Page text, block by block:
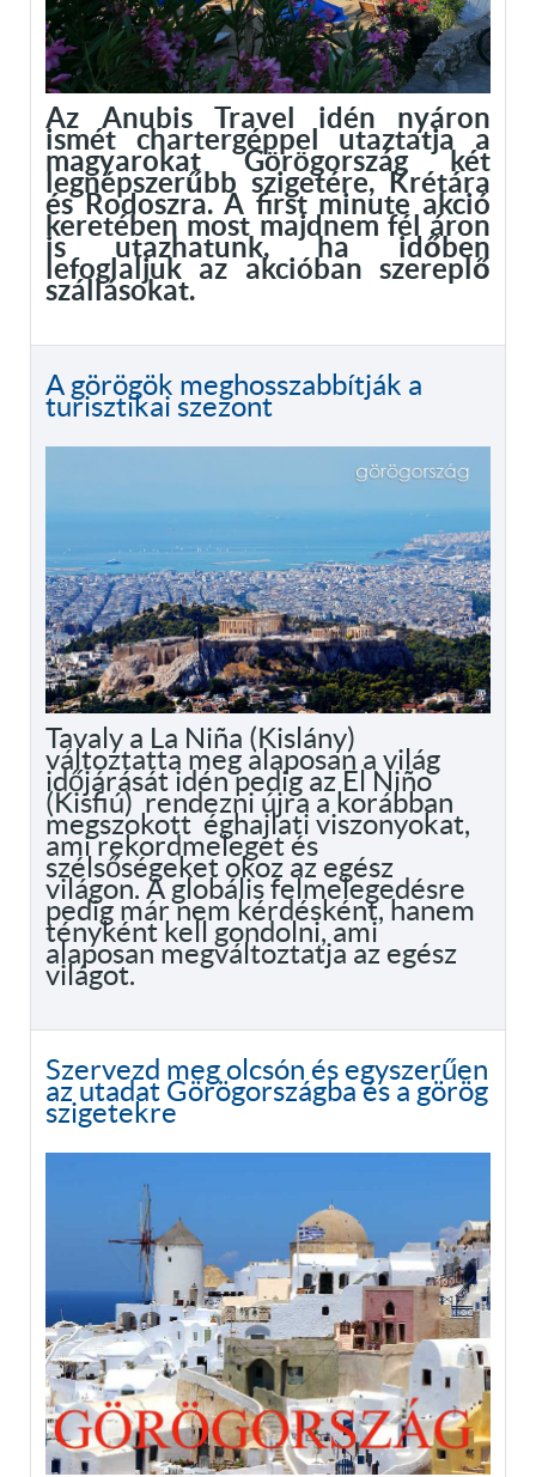
Az Anubis Travel idén nyáron
ismét chartergéppel utaztatja a
magyarokat Görögország két
legnépszerűbb szigetére, Krétára
és Rodoszra. A first minute akció
keretében most majdnem fél áron
is utazhatunk, ha időben
lefoglaljuk az akcióban szereplő
szállásokat.
A görögök meghosszabbítják a
turisztikai szezont
Tavaly a La Niña (Kislány)
változtatta meg alaposan a világ
időjárását idén pedig az El Niño
(Kisfiú) rendezni újra a korábban
megszokott éghajlati viszonyokat,
ami rekordmeleget és
szélsőségeket okoz az egész
világon. A globális felmelegedésre
pedig már nem kérdésként, hanem
tényként kell gondolni, ami
alaposan megváltoztatja az egész
világot.
Szervezd meg olcsón és egyszerűen
az utadat Görögországba és a görög
szigetekre